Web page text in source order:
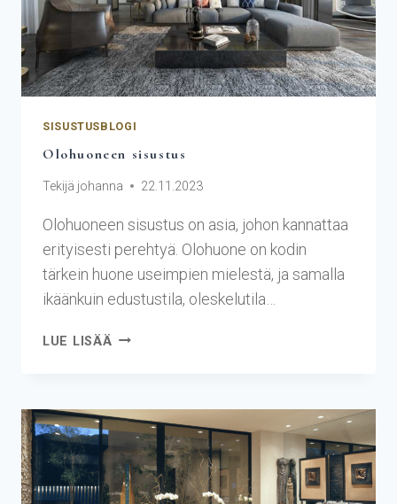
SISUSTUSBLOGI
Olohuoneen sisustus
Tekijä johanna 22.11.2023
Olohuoneen sisustus on asia, johon kannattaa
erityisesti perehtyä. Olohuone on kodin
tärkein huone useimpien mielestä, ja samalla
ikäänkuin edustustila, oleskelutila…
LUE LISÄÄ